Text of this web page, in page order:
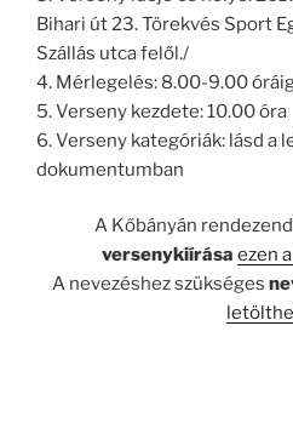
Bihari út 23. Törekvés Sport
Szállás utca felől./
4. Mérlegelés: 8.00-9.00
5. Verseny kezdete: 10.00 óra
6. Verseny kategóriák: lásd a
dokumentumban
A Kőbányán
versenykiírása ezen
A nevezéshez szükséges